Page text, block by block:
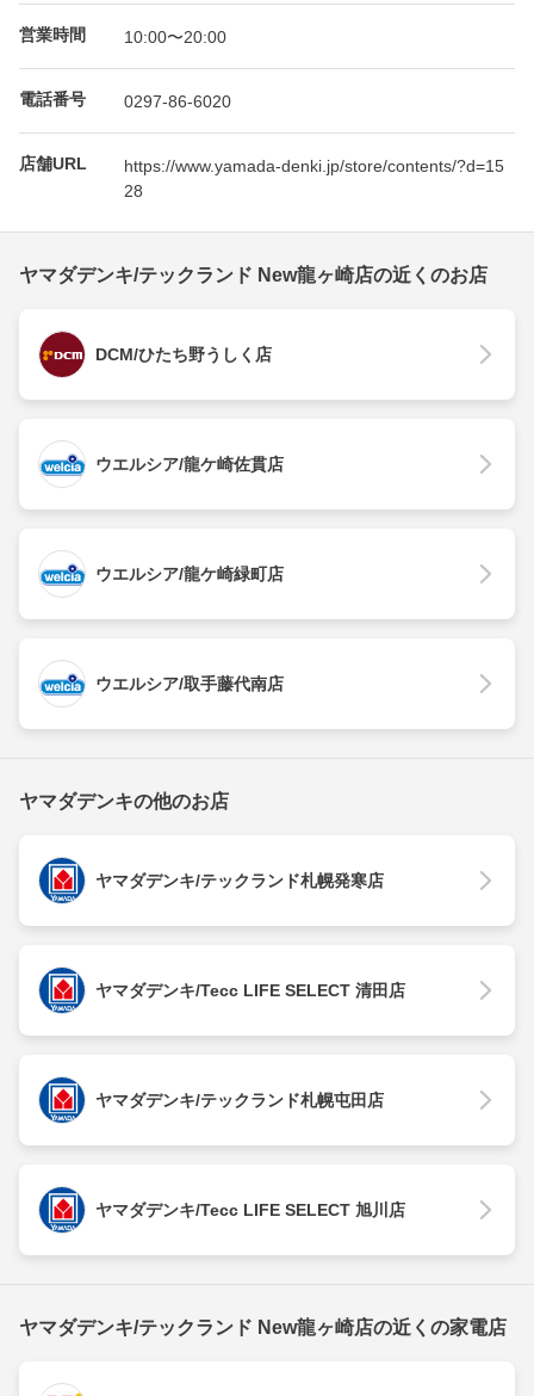
営業時間 10:00〜20:00
電話番号 0297-86-6020
店舗URL
https://www.yamada-denki.jp/store/contents/?d=15
28
ヤマダデンキ/テックランド New龍ヶ崎店の近くのお店
DCM/ひたち野うしく店
ウエルシア/龍ケ崎佐貫店
ウエルシア/龍ケ崎緑町店
ウエルシア/取手藤代南店
ヤマダデンキの他のお店
ヤマダデンキ/テックランド札幌発寒店
ヤマダデンキ/Tecc LIFE SELECT 清田店
ヤマダデンキ/テックランド札幌屯田店
ヤマダデンキ/Tecc LIFE SELECT 旭川店
ヤマダデンキ/テックランド New龍ヶ崎店の近くの家電店